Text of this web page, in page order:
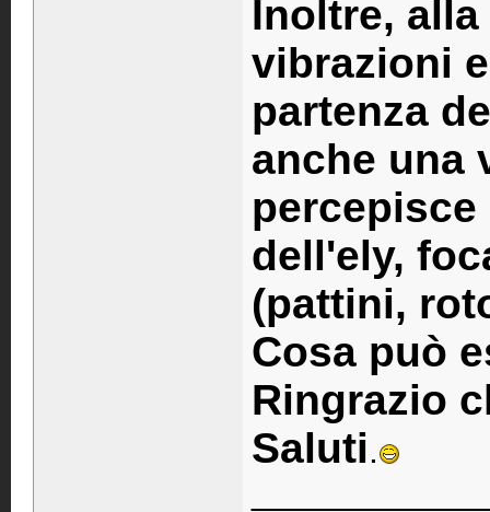
Inoltre,
vibrazioni
partenza
anche una
dell'ely,
(pattini,
Cosa può
Ringrazio
Saluti.